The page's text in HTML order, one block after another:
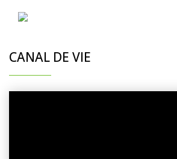
CANAL DE VIE